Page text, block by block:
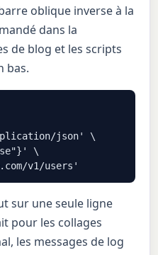
oblique inverse à la
dans la
de blog et les scripts
bas.
v1/users'
sur une seule ligne
pour les collages
les messages de log